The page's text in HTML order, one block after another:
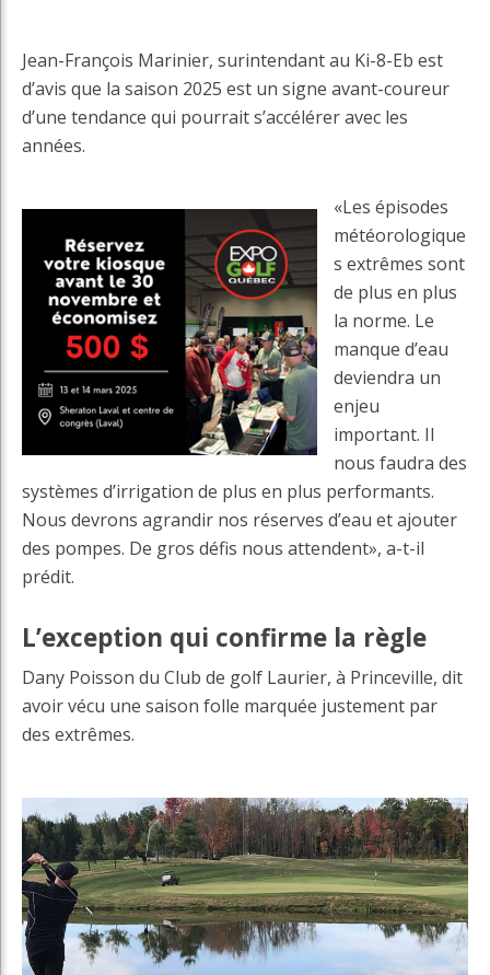
Jean-François Marinier, surintendant au Ki-8-Eb est
d’avis que la saison 2025 est un signe avant-coureur
d’une tendance qui pourrait s’accélérer avec les
années.
«Les épisodes
météorologique
s extrêmes sont
de plus en plus
la norme. Le
manque d’eau
deviendra un
enjeu
important. Il
nous faudra des
systèmes d’irrigation de plus en plus performants.
Nous devrons agrandir nos réserves d’eau et ajouter
des pompes. De gros défis nous attendent», a-t-il
prédit.
L’exception qui confirme la règle
Dany Poisson du Club de golf Laurier, à Princeville, dit
avoir vécu une saison folle marquée justement par
des extrêmes.